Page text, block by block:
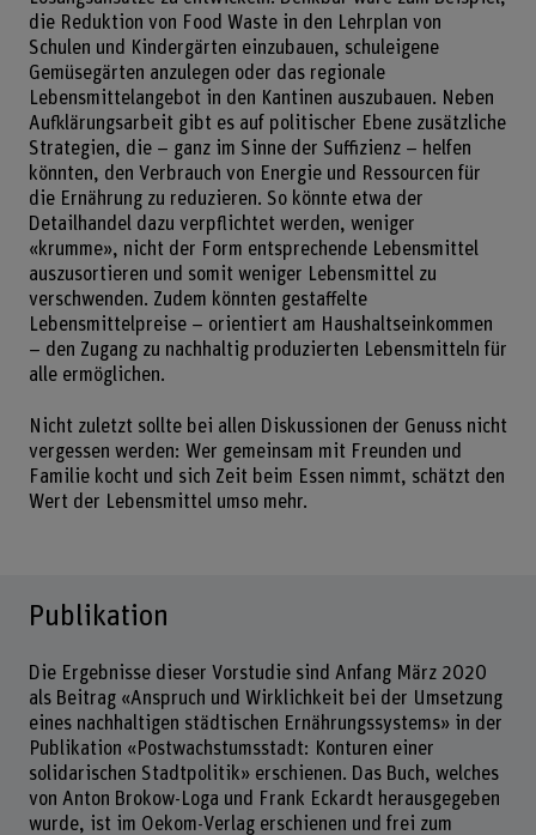
die Reduktion von Food Waste in den Lehrplan von
Schulen und Kindergärten einzubauen, schuleigene
Gemüsegärten anzulegen oder das regionale
Lebensmittelangebot in den Kantinen auszubauen. Neben
Aufklärungsarbeit gibt es auf politischer Ebene zusätzliche
Strategien, die – ganz im Sinne der Suffizienz – helfen
könnten, den Verbrauch von Energie und Ressourcen für
die Ernährung zu reduzieren. So könnte etwa der
Detailhandel dazu verpflichtet werden, weniger
«krumme», nicht der Form entsprechende Lebensmittel
auszusortieren und somit weniger Lebensmittel zu
verschwenden. Zudem könnten gestaffelte
Lebensmittelpreise – orientiert am Haushaltseinkommen
– den Zugang zu nachhaltig produzierten Lebensmitteln für
alle ermöglichen.
Nicht zuletzt sollte bei allen Diskussionen der Genuss nicht
vergessen werden: Wer gemeinsam mit Freunden und
Familie kocht und sich Zeit beim Essen nimmt, schätzt den
Wert der Lebensmittel umso mehr.
Publikation
Die Ergebnisse dieser Vorstudie sind Anfang März 2020
als Beitrag «Anspruch und Wirklichkeit bei der Umsetzung
eines nachhaltigen städtischen Ernährungssystems» in der
Publikation «Postwachstumsstadt: Konturen einer
solidarischen Stadtpolitik» erschienen. Das Buch, welches
von Anton Brokow-Loga und Frank Eckardt herausgegeben
wurde, ist im Oekom-Verlag erschienen und frei zum